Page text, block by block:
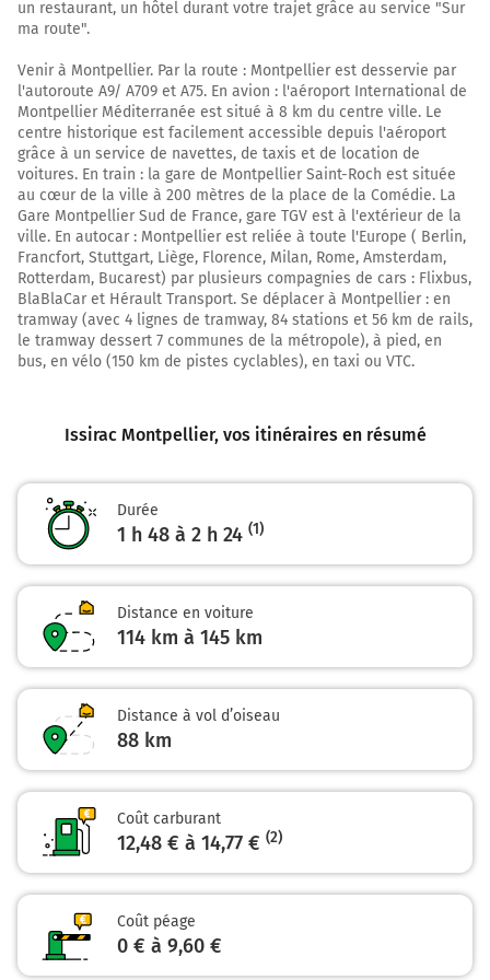
Tourner légèrement à droite sur N7 (Route de Lyon) et
continuer sur 750 mètres
33,8 km
Tourner légèrement à droite sur N7 (Route de Lyon) et
continuer sur 1,5 kilomètre
34,6 km
Tourner à droite sur la voie et continuer sur 650 mètres
Avignon
Marseille
Nîmes
Montpellier
Prendre un ticket (Péage Orange N)
36,1 km
Continuer A7 E15 sur 3,4 kilomètres
36,8 km
Prendre à droite et rejoindre A9 E15. Continuer sur 86
BARCELONE
La Languedocienne
40,1 km
Continuer A709 sur 14 kilomètres
127 km
un restaurant, un hôtel durant votre trajet grâce au service "Sur
ma route".
Venir à Montpellier. Par la route : Montpellier est desservie par
l'autoroute A9/ A709 et A75. En avion : l'aéroport International de
Montpellier Méditerranée est situé à 8 km du centre ville. Le
centre historique est facilement accessible depuis l'aéroport
grâce à un service de navettes, de taxis et de location de
voitures. En train : la gare de Montpellier Saint-Roch est située
au cœur de la ville à 200 mètres de la place de la Comédie. La
Gare Montpellier Sud de France, gare TGV est à l'extérieur de la
ville. En autocar : Montpellier est reliée à toute l'Europe ( Berlin,
Francfort, Stuttgart, Liège, Florence, Milan, Rome, Amsterdam,
Rotterdam, Bucarest) par plusieurs compagnies de cars : Flixbus,
BlaBlaCar et Hérault Transport. Se déplacer à Montpellier : en
tramway (avec 4 lignes de tramway, 84 stations et 56 km de rails,
le tramway dessert 7 communes de la métropole), à pied, en
bus, en vélo (150 km de pistes cyclables), en taxi ou VTC.
Issirac Montpellier, vos itinéraires en résumé
Durée
1 h 48 à 2 h 24 (1)
Distance en voiture
114 km à 145 km
Distance à vol d’oiseau
88 km
Coût carburant
12,48 € à 14,77 € (2)
Coût péage
0 € à 9,60 €